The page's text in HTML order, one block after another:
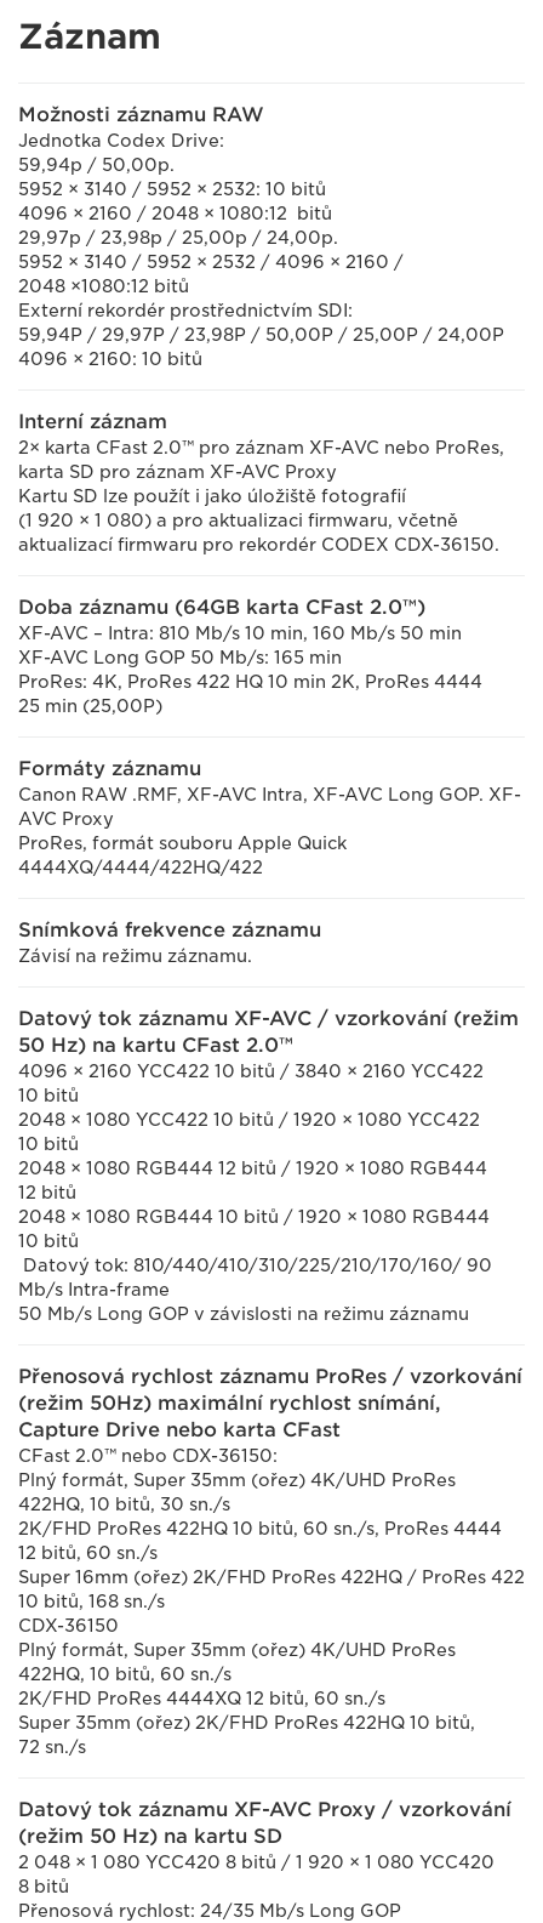
Záznam
Možnosti záznamu RAW
Jednotka Codex Drive:
59,94p / 50,00p.
5952 × 3140 / 5952 × 2532: 10 bitů
4096 × 2160 / 2048 × 1080:12 bitů
29,97p / 23,98p / 25,00p / 24,00p.
5952 × 3140 / 5952 × 2532 / 4096 × 2160 /
2048 ×1080:12 bitů
Externí rekordér prostřednictvím SDI:
59,94P / 29,97P / 23,98P / 50,00P / 25,00P / 24,00P
4096 × 2160: 10 bitů
Interní záznam
2× karta CFast 2.0™ pro záznam XF-AVC nebo ProRes,
karta SD pro záznam XF-AVC Proxy
Kartu SD lze použít i jako úložiště fotografií
(1 920 × 1 080) a pro aktualizaci firmwaru, včetně
aktualizací firmwaru pro rekordér CODEX CDX-36150.
Doba záznamu (64GB karta CFast 2.0™)
XF-AVC – Intra: 810 Mb/s 10 min, 160 Mb/s 50 min
XF-AVC Long GOP 50 Mb/s: 165 min
ProRes: 4K, ProRes 422 HQ 10 min 2K, ProRes 4444
25 min (25,00P)
Formáty záznamu
Canon RAW .RMF, XF-AVC Intra, XF-AVC Long GOP. XF-
AVC Proxy
ProRes, formát souboru Apple Quick
4444XQ/4444/422HQ/422
Snímková frekvence záznamu
Závisí na režimu záznamu.
Datový tok záznamu XF-AVC / vzorkování (režim
50 Hz) na kartu CFast 2.0™
4096 × 2160 YCC422 10 bitů / 3840 × 2160 YCC422
10 bitů
2048 × 1080 YCC422 10 bitů / 1920 × 1080 YCC422
10 bitů
2048 × 1080 RGB444 12 bitů / 1920 × 1080 RGB444
12 bitů
2048 × 1080 RGB444 10 bitů / 1920 × 1080 RGB444
10 bitů
Datový tok: 810/440/410/310/225/210/170/160/ 90
Mb/s Intra-frame
50 Mb/s Long GOP v závislosti na režimu záznamu
Přenosová rychlost záznamu ProRes / vzorkování
(režim 50Hz) maximální rychlost snímání,
Capture Drive nebo karta CFast
CFast 2.0™ nebo CDX-36150:
Plný formát, Super 35mm (ořez) 4K/UHD ProRes
422HQ, 10 bitů, 30 sn./s
2K/FHD ProRes 422HQ 10 bitů, 60 sn./s, ProRes 4444
12 bitů, 60 sn./s
Super 16mm (ořez) 2K/FHD ProRes 422HQ / ProRes 422
10 bitů, 168 sn./s
CDX-36150
Plný formát, Super 35mm (ořez) 4K/UHD ProRes
422HQ, 10 bitů, 60 sn./s
2K/FHD ProRes 4444XQ 12 bitů, 60 sn./s
Super 35mm (ořez) 2K/FHD ProRes 422HQ 10 bitů,
72 sn./s
Datový tok záznamu XF-AVC Proxy / vzorkování
(režim 50 Hz) na kartu SD
2 048 × 1 080 YCC420 8 bitů / 1 920 × 1 080 YCC420
8 bitů
Přenosová rychlost: 24/35 Mb/s Long GOP